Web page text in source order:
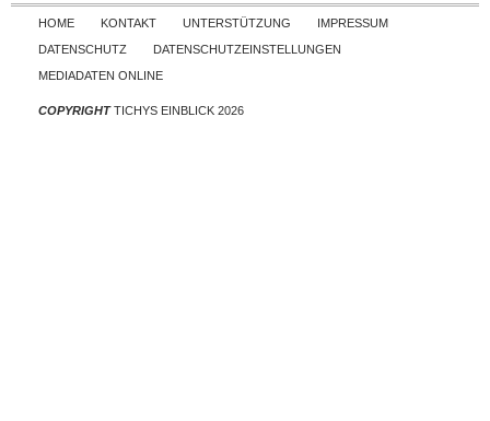
Skip to content
HOME KONTAKT UNTERSTÜTZUNG
IMPRESSUM
DATENSCHUTZ
DATENSCHUTZEINSTELLUNGEN
MEDIADATEN ONLINE
COPYRIGHTTICHYS EINBLICK 2026